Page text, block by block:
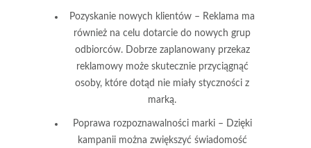
Pozyskanie nowych klientów – Reklama ma
również na celu dotarcie do nowych grup
odbiorców. Dobrze zaplanowany przekaz
reklamowy może skutecznie przyciągnąć
osoby, które dotąd nie miały styczności z
marką.
Poprawa rozpoznawalności marki– Dzięki
kampanii można zwiększyć świadomość